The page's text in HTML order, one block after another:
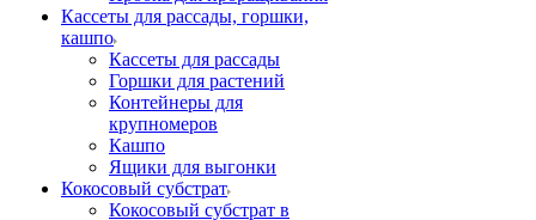
Кассеты для рассады, горшки,
кашпо
Кассеты для рассады
Горшки для растений
Контейнеры для
крупномеров
Кашпо
Ящики для выгонки
Кокосовый субстрат
Кокосовый субстрат в